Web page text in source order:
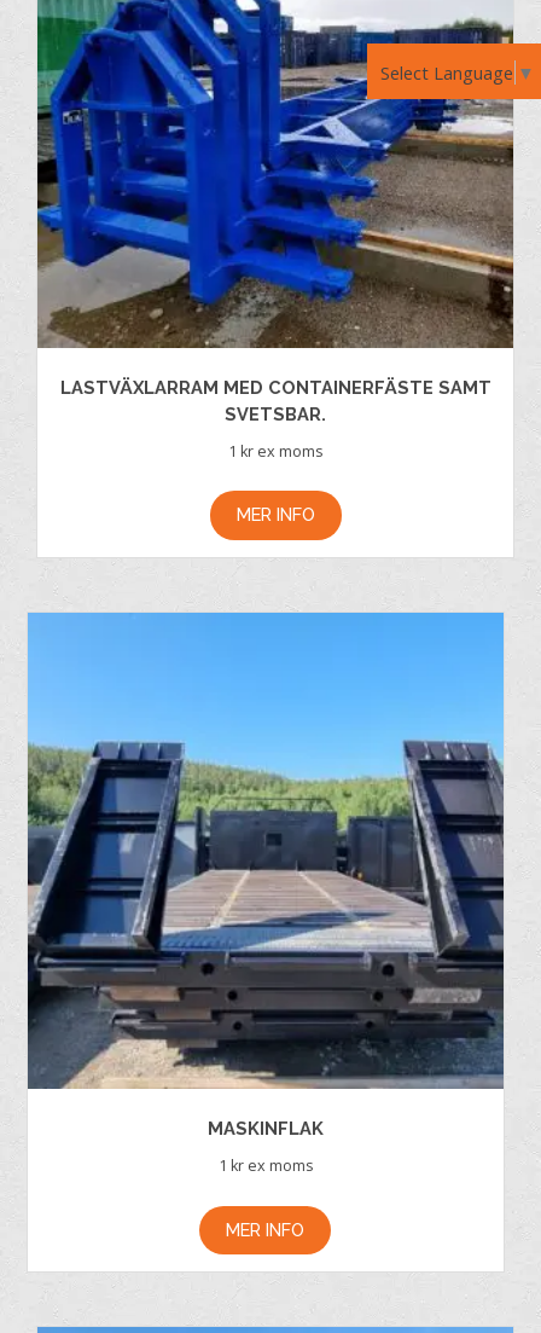
Select Language ▼
LASTVÄXLARRAM MED CONTAINERFÄSTE SAMT
SVETSBAR.
1 kr ex moms
MER INFO
MASKINFLAK
1 kr ex moms
MER INFO